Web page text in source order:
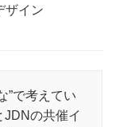
ザイン
”で考えてい
JDNの共催イ